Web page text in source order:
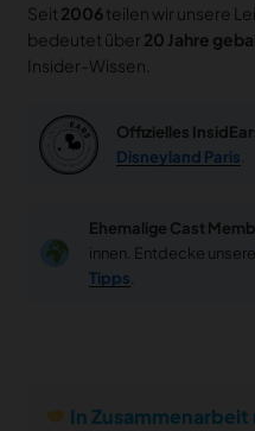
Seit 2006teilen wir unsere
bedeutet über 20 Jahre
Insider-Wissen.
Offizielles
Disneyland Paris
Ehemalige Cast
innen. Entdecke unsere
Tipps
In Zusammenarbeit